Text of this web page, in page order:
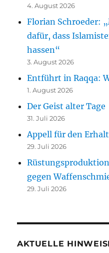
4. August 2026
Florian Schroeder:
dafür, dass
hassen“
3. August 2026
Entführt in Raqqa:
1. August 2026
Der Geist alter Tage
31. Juli 2026
Appell für den
29. Juli 2026
gegen
29. Juli 2026
AKTUELLE